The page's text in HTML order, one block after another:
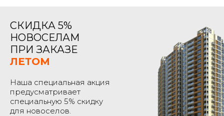
СКИДКА 5%
НОВОСЕЛАМ
ПРИ ЗАКАЗЕ
ЛЕТОМ
Наша специальная акция
предусматривает
специальную 5% скидку
для новоселов.